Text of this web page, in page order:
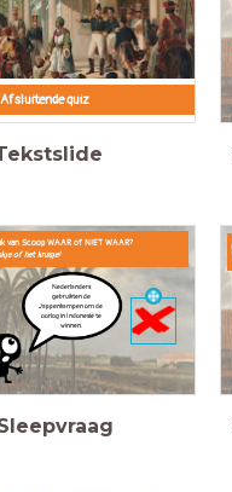
Afsluitende quiz
van Scoop WAAR of NIET WAAR?
of het kruisje!
Nederlanders
gebruikten de
Jappenkampen om de
oorlog in Indonesië te
winnen.